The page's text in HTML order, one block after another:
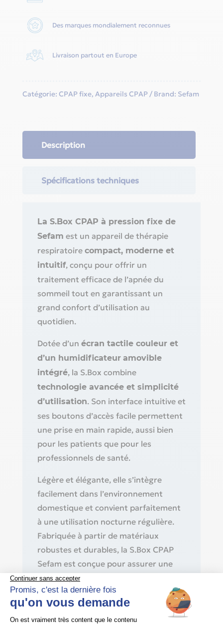
Des marques mondialement reconnues
Livraison partout en Europe
Catégorie: CPAP fixe, Appareils CPAP Brand: Sefam
Description
Spécifications techniques
La S.Box CPAP à pression fixe de
Sefam est un appareil de thérapie
respiratoire compact, moderne et
intuitif, conçu pour offrir un
traitement efficace de l’apnée du
sommeil tout en garantissant un
grand confort d’utilisation au
quotidien.
Dotée d’un écran tactile couleur et
d’un humidificateur amovible
intégré, la S.Box combine
technologie avancée et simplicité
d’utilisation. Son interface intuitive et
ses boutons d’accès facile permettent
une prise en main rapide, aussi bien
pour les patients que pour les
professionnels de santé.
Légère et élégante, elle s’intègre
facilement dans l’environnement
domestique et convient parfaitement
à une utilisation nocturne régulière.
Fabriquée à partir de matériaux
robustes et durables, la S.Box CPAP
Sefam est conçue pour assurer une
fiabilité optimale sur le long terme.
Type de produit
Appareil CPAP à pression fixe pour le